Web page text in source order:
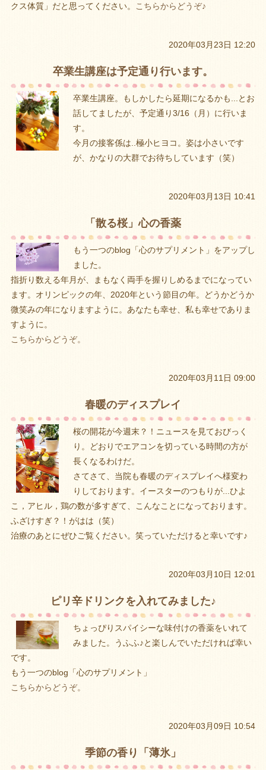
クス体質」だと思ってください。
こちらからどうぞ♪
2020年03月23日 12:20
卒業生講座は予定通り行います。
卒業生講座。もしかしたら延期になるかも...とお
話してましたが、予定通り3/16（月）に行いま
す。
今月の接客係は..極小ヒヨコ。姿は小さいです
が、かなりの大群でお待ちしています（笑）
2020年03月13日 10:41
「散る桜」心の香薬
もう一つのblog「心のサプリメント」をアップし
ました。
指折り数える年月が、まもなく両手を握りしめるまでになってい
ます。オリンピックの年、2020年という節目の年。どうかどうか
微笑みの年になりますように。あなたも幸せ、私も幸せでありま
すように。
こちらからどうぞ。
2020年03月11日 09:00
春暖のディスプレイ
桜の開花が今週末？！ニュースを見ておびっく
り。どおりでエアコンを切っている時間の方が
長くなるわけだ。
さてさて、当院も春暖のディスプレイへ様変わ
りしております。イースターのつもりが...ひよ
こ，アヒル，鶏の数が多すぎて、こんなことになっております。
ふざけすぎ？！がはは（笑）
治療のあとにぜひご覧ください。笑っていただけると幸いです♪
2020年03月10日 12:01
ピリ辛ドリンクを入れてみました♪
ちょっぴりスパイシーな味付けの香薬をいれて
みました。うふふ♪と楽しんでいただければ幸い
です。
もう一つのblog「心のサプリメント」
こちらからどうぞ。
2020年03月09日 10:54
季節の香り「薄氷」